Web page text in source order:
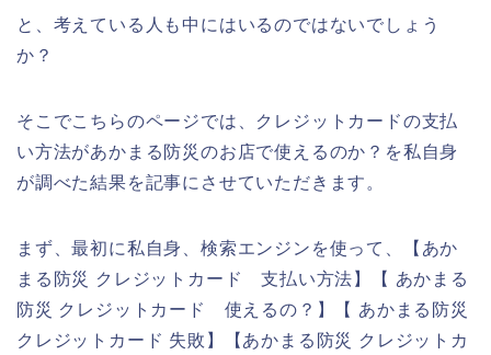
と、考えている人も中にはいるのではないでしょう
か？
そこでこちらのページでは、クレジットカードの支払
い方法があかまる防災のお店で使えるのか？を私自身
が調べた結果を記事にさせていただきます。
まず、最初に私自身、検索エンジンを使って、【あか
まる防災 クレジットカード 支払い方法】【 あかまる
防災 クレジットカード 使えるの？】【 あかまる防災
クレジットカード 失敗】【あかまる防災 クレジットカ